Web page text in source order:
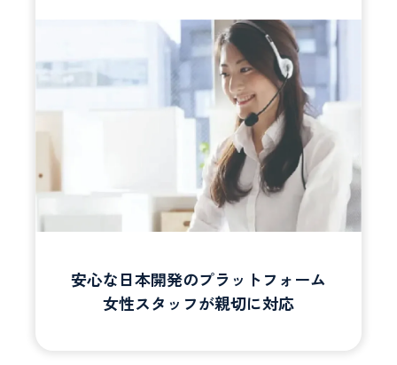
安心な日本開発のプラットフォーム
女性スタッフが親切に対応